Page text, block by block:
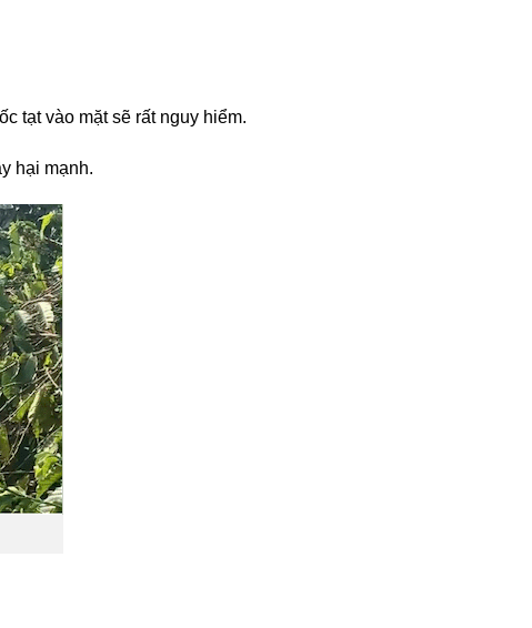
tạt vào mặt sẽ rất nguy hiểm.
hại mạnh.